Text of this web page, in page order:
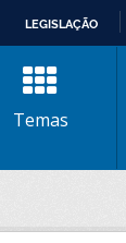
LEGISLAÇÃO
Temas